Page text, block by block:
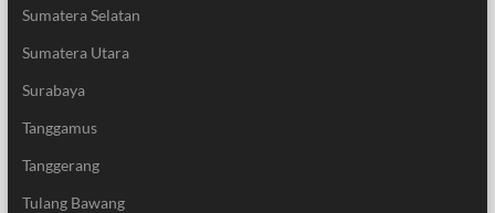
Sumatera Selatan
Sumatera Utara
Surabaya
Tanggamus
Tanggerang
Tulang Bawang